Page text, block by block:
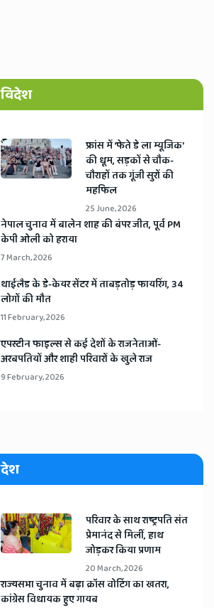
विदेश
​फ्रांस में ‘फेते डे ला म्यूजिक’
की धूम, सड़कों से चौक-
चौराहों तक गूंजी सुरों की
महफिल
25 June, 2026
​नेपाल चुनाव में बालेन शाह की बंपर जीत, पूर्व PM
केपी ओली को हराया
7 March, 2026
​थाईलैड के डे-केयर सेंटर में ताबड़तोड़ फायरिंग, 34
लोगों की मौत
11 February, 2026
​एपस्टीन फाइल्स से कई देशों के राजनेताओं-
अरबपतियों और शाही परिवारों के खुले राज
9 February, 2026
देश
​परिवार के साथ राष्ट्रपति संत
प्रेमानंद से मिलीं, हाथ
जोड़कर किया प्रणाम
20 March, 2026
​राज्यसभा चुनाव में बढ़ा क्रॉस वोटिंग का खतरा,
कांग्रेस विधायक हुए गायब